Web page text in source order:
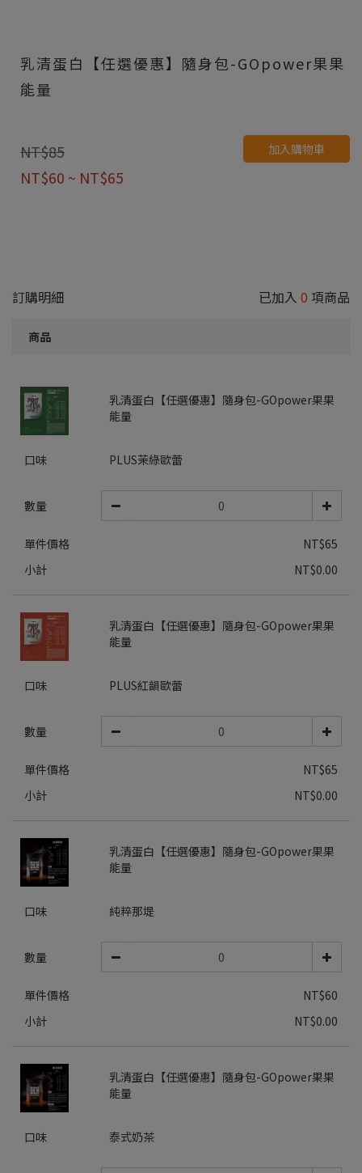
乳清蛋白【任選優惠】隨身包-GOpower果果
能量
NT$85
NT$60 ~ NT$65
加入購物車
訂購明細 已加入 0 項商品
商品
乳清蛋白【任選優惠】隨身包-GOpower果果
能量
口味 PLUS茉綠歐蕾
數量
單件價格
NT$65
小計
NT$0.00
乳清蛋白【任選優惠】隨身包-GOpower果果
能量
口味 PLUS紅韻歐蕾
數量
單件價格
NT$65
小計
NT$0.00
乳清蛋白【任選優惠】隨身包-GOpower果果
能量
口味 純粹那堤
數量
單件價格
NT$60
小計
NT$0.00
乳清蛋白【任選優惠】隨身包-GOpower果果
能量
口味 泰式奶茶